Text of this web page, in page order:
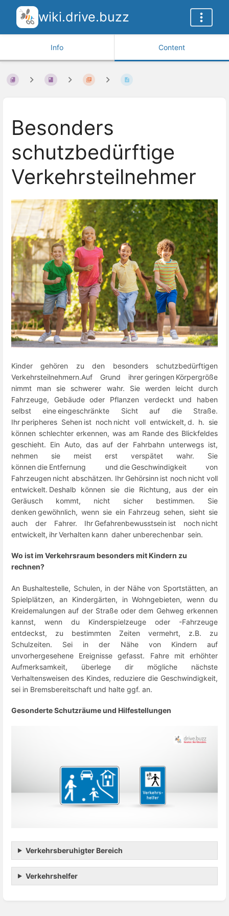
wiki.drive.buzz
Info Content
Besonders
schutzbedürftige
Verkehrsteilnehmer
Kinder gehören zu den besonders schutzbedürftigen
Verkehrsteilnehmern.Auf Grund ihrer geringen Körpergröße
nimmt man sie schwerer wahr. Sie werden leicht durch
Fahrzeuge, Gebäude oder Pflanzen verdeckt und haben
selbst eine eingeschränkte Sicht auf die Straße.
Ihr peripheres Sehen ist noch nicht voll entwickelt, d. h. sie
können schlechter erkennen, was am Rande des Blickfeldes
geschieht. Ein Auto, das auf der Fahrbahn unterwegs ist,
nehmen sie meist erst verspätet wahr. Sie
können die Entfernung und die Geschwindigkeit von
Fahrzeugen nicht abschätzen. Ihr Gehörsinn ist noch nicht voll
entwickelt. Deshalb können sie die Richtung, aus der ein
Geräusch kommt, nicht sicher bestimmen. Sie
denken gewöhnlich, wenn sie ein Fahrzeug sehen, sieht sie
auch der Fahrer. Ihr Gefahrenbewusstsein ist noch nicht
entwickelt, ihr Verhalten kann daher unberechenbar sein.
Wo ist im Verkehrsraum besonders mit Kindern zu
rechnen?
An Bushaltestelle, Schulen, in der Nähe von Sportstätten, an
Spielplätzen, an Kindergärten, in Wohngebieten, wenn du
Kreidemalungen auf der Straße oder dem Gehweg erkennen
kannst, wenn du Kinderspielzeuge oder -Fahrzeuge
entdeckst, zu bestimmten Zeiten vermehrt, z.B. zu
Schulzeiten. Sei in der Nähe von Kindern auf
unvorhergesehene Ereignisse gefasst. Fahre mit erhöhter
Aufmerksamkeit, überlege dir mögliche nächste
Verhaltensweisen des Kindes, reduziere die Geschwindigkeit,
sei in Bremsbereitschaft und halte ggf. an.
Gesonderte Schutzräume und Hilfestellungen
Verkehrsberuhigter Bereich
Verkehrshelfer